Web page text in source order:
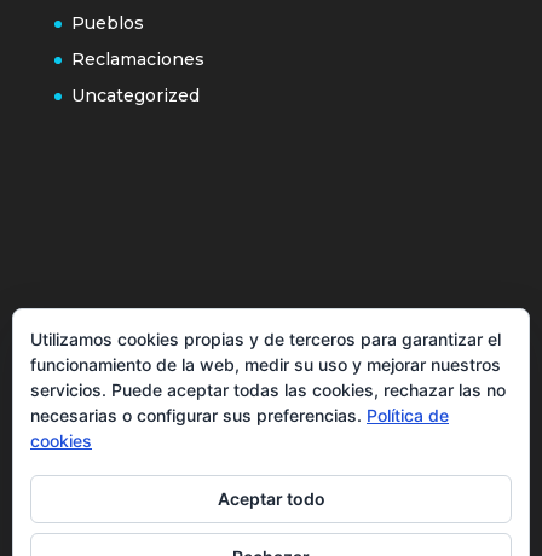
Pueblos
Reclamaciones
Uncategorized
Más información sobre las cookies
Inicio
Política de privacidad
Utilizamos cookies propias y de terceros para garantizar el
funcionamiento de la web, medir su uso y mejorar nuestros
servicios. Puede aceptar todas las cookies, rechazar las no
necesarias o configurar sus preferencias. Política de
cookies
Aceptar todo